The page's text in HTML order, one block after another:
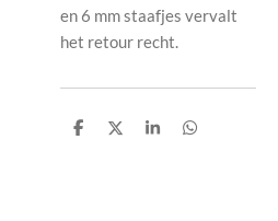
en 6 mm staafjes vervalt
het retour recht.
D
D
S
D